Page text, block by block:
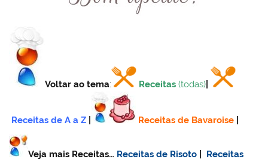
Voltar ao tema: Receitas (todas)
Receitas de A a Z Receitas de Bavaroise
Veja mais Receitas… Receitas de Risoto
Receitas